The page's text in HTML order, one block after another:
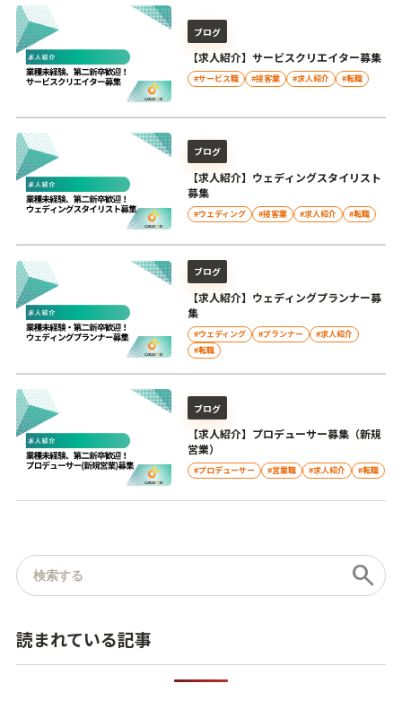
【求人紹介】サービスクリエイター募集
ブログ
#サービス職 #接客業 #求人紹介 #転職
【求人紹介】ウェディングスタイリスト
募集
ブログ
#ウェディング #接客業 #求人紹介 #転職
【求人紹介】ウェディングプランナー募
集
ブログ
#ウェディング #プランナー
#求人紹介
#転職
【求人紹介】プロデューサー募集（新規
営業）
ブログ
#プロデューサー #営業職 #求人紹介 #転職
記事を検索 search
読まれている記事